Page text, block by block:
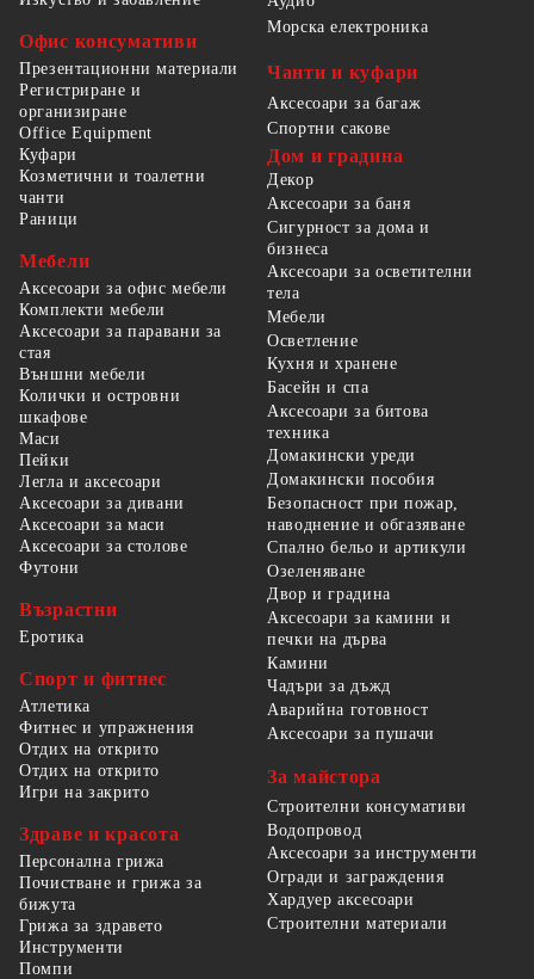
Офис консумативи
Презентационни материали
Регистриране и
организиране
Office Equipment
Морска електроника
Чанти и куфари
Аксесоари за багаж
Спортни сакове
Куфари
Козметични и тоалетни
чанти
Раници
Мебели
Аксесоари за офис мебели
Комплекти мебели
Аксесоари за паравани за
стая
Външни мебели
Колички и островни
шкафове
Маси
Пейки
Легла и аксесоари
Аксесоари за дивани
Аксесоари за маси
Аксесоари за столове
Футони
Възрастни
Еротика
Спорт и фитнес
Атлетика
Фитнес и упражнения
Отдих на открито
Отдих на открито
Игри на закрито
Здраве и красота
Персонална грижа
Почистване и грижа за
бижута
Грижа за здравето
Дом и градина
Декор
Аксесоари за баня
Сигурност за дома и
бизнеса
Аксесоари за осветителни
тела
Мебели
Осветление
Кухня и хранене
Басейн и спа
Аксесоари за битова
техника
Домакински уреди
Домакински пособия
Безопасност при пожар,
наводнение и обгазяване
Спално бельо и артикули
Озеленяване
Двор и градина
Аксесоари за камини и
печки на дърва
Камини
Чадъри за дъжд
Аварийна готовност
Аксесоари за пушачи
За майстора
Строителни консумативи
Водопровод
Аксесоари за инструменти
Огради и заграждения
Хардуер аксесоари
Строителни материали
Инструменти
Помпи